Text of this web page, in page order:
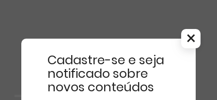
×
Cadastre-se e seja
notificado sobre
novos conteúdos